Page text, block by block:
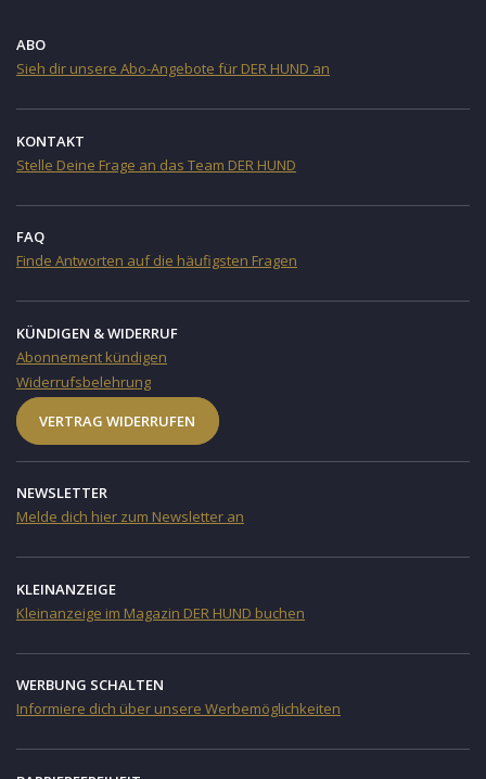
ABO
Sieh dir unsere Abo-Angebote für DER HUND an
KONTAKT
Stelle Deine Frage an das Team DER HUND
FAQ
Finde Antworten auf die häufigsten Fragen
KÜNDIGEN & WIDERRUF
Abonnement kündigen
Widerrufsbelehrung
VERTRAG WIDERRUFEN
NEWSLETTER
Melde dich hier zum Newsletter an
KLEINANZEIGE
Kleinanzeige im Magazin DER HUND buchen
WERBUNG SCHALTEN
Informiere dich über unsere Werbemöglichkeiten